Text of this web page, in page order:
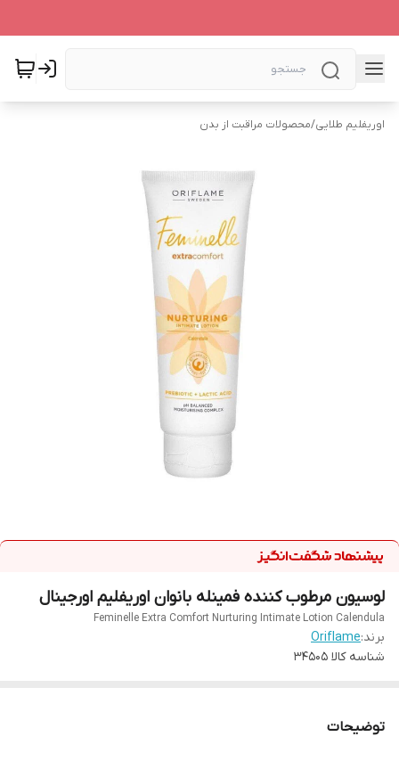
اوریفلیم طلایی/محصولات مراقبت از بدن
لوسیون مرطوب کننده فمینله بانوان اوریفلیم اورجینال
Feminelle Extra Comfort Nurturing Intimate Lotion Calendula
برند:Oriflame
شناسه کالا 34505
توضیحات